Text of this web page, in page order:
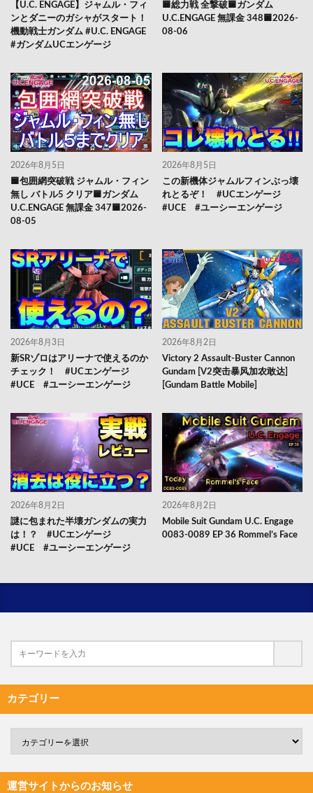
【U.C. ENGAGE】ジャムル・フィ
ンとダニーのガシャがスタート！
機動戦士ガンダム #U.C. ENGAGE
#ガンダムUCエンゲージ
🟦総力戦 全撃破🟦ガンダム
U.C.ENGAGE 無課金 348🟦2026-
08-06
2026年8月5日
🟦包囲網突破戦 ジャムル・フィン
無し バトル5 クリア🟦ガンダム
U.C.ENGAGE 無課金 347🟦2026-
08-05
2026年8月5日
この新機体ジャムルフィンぶっ壊
れとるぞ！ #UCエンゲージ
#UCE #ユーシーエンゲージ
2026年8月3日
新SRゾロはアリーナで使えるのか
チェック！ #UCエンゲージ
#UCE #ユーシーエンゲージ
2026年8月2日
Victory 2 Assault-Buster Cannon
Gundam [V2突击暴风加农敢达]
[Gundam Battle Mobile]
2026年8月2日
謎に包まれた半壊ガンダムの実力
は！？ #UCエンゲージ
#UCE #ユーシーエンゲージ
2026年8月2日
Mobile Suit Gundam U.C. Engage
0083-0089 EP 36 Rommel’s Face
カテゴリー
運営サイトからのお知らせ